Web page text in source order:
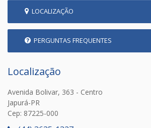
LOCALIZAÇÃO
PERGUNTAS FREQUENTES
Localização
Avenida Bolivar, 363 - Centro
Japurá-PR
Cep: 87225-000